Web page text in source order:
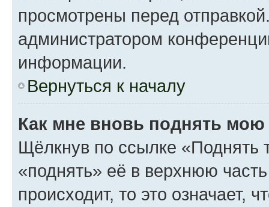
просмотрены перед
администратором
информации.
Вернуться к началу
Как мне вновь поднять мою
Щёлкнув по ссылке «Поднять
«поднять» её в верхнюю
происходит, то это означает,